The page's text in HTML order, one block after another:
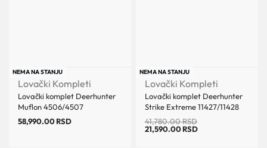
NEMA NA STANJU
Lovački Kompleti
Lovački komplet Deerhunter
Muflon 4506/4507
58,990.00RSD
Uštedi 20,190.00 RSD
NEMA NA STANJU
Lovački Kompleti
Lovački komplet Deerhunter
Strike Extreme 11427/11428
41,780.00RSD
21,590.00RSD